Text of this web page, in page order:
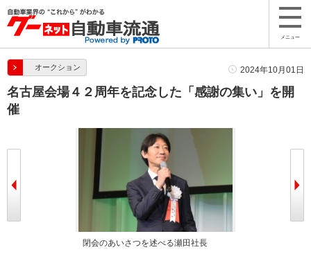
メニュー
オークション 2024年10月01日
名古屋会場４２周年を記念した「感謝の集い」を開
催
閉会のあいさつを述べる瀬田社長